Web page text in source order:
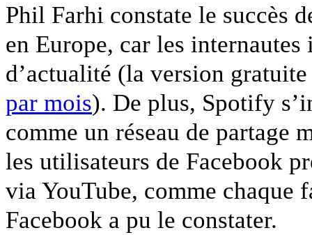
Phil Farhi constate le succès
en Europe, car les
d’actualité (la version
par mois). De plus, Spotify
comme un réseau de partage
les utilisateurs de Facebook
via YouTube, comme chaque
Facebook a pu le constater.